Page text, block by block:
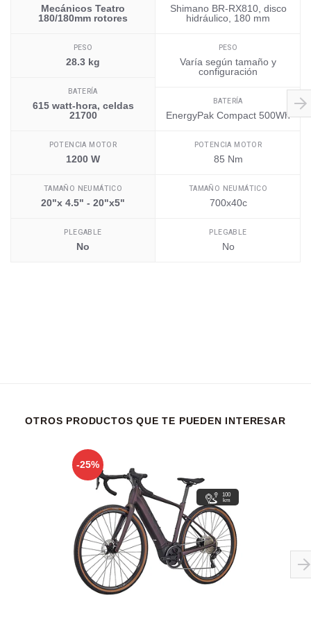
Mecánicos Teatro
180/180mm rotores
PESO
28.3 kg
BATERÍA
615 watt-hora, celdas
21700
POTENCIA MOTOR
1200 W
TAMAÑO NEUMÁTICO
20"x 4.5" - 20"x5"
PLEGABLE
No
Shimano BR-RX810, disco
hidráulico, 180 mm
PESO
Varía según tamaño y
configuración
BATERÍA
EnergyPak Compact 500Wh
POTENCIA MOTOR
85 Nm
TAMAÑO NEUMÁTICO
700x40c
PLEGABLE
No
OTROS PRODUCTOS QUE TE PUEDEN INTERESAR
-25%
100
km